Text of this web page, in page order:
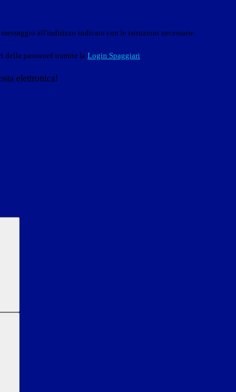
all'indirizzo indicato con le istruzioni necessarie.
della password tramite la Login Spaggiari
elettronica!